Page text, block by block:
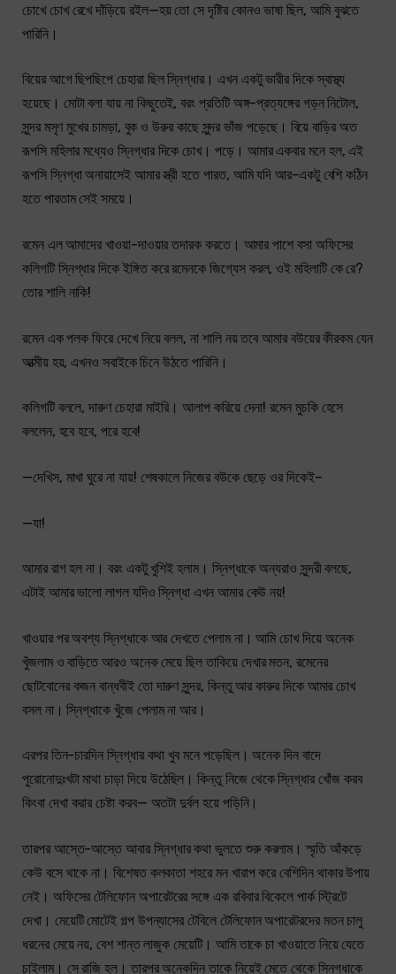
চোখে চোখ রেখে দাঁড়িয়ে রইল—হয় তো সে দৃষ্টির কোনও ভাষা ছিল, আমি বুঝতে
পারিনি।
বিয়ের আগে ছিপছিপে চেহারা ছিল স্নিগ্ধার। এখন একটু ভারীর দিকে স্বাস্থ্য
হয়েছে। মোটা বলা যায় না কিছুতেই, বরং প্রতিটি অঙ্গ-প্রত্যঙ্গের গড়ন নিটোল,
সুন্দর মসৃণ মুখের চামড়া, বুক ও উরুর কাছে সুন্দর ভাঁজ পড়েছে। বিয়ে বাড়ির অত
রূপসি মহিলার মধ্যেও স্নিগ্ধার দিকে চোখ। পড়ে। আমার একবার মনে হল, এই
রূপসি স্নিগ্ধা অনায়াসেই আমার স্ত্রী হতে পারত, আমি যদি আর-একটু বেশি কঠিন
হতে পারতাম সেই সময়ে।
রমেন এল আমাদের খাওয়া-দাওয়ার তদারক করতে। আমার পাশে বসা অফিসের
কলিগটি স্নিগ্ধার দিকে ইঙ্গিত করে রমেনকে জিগ্যেস করল, ওই মহিলাটি কে রে?
তোর শালি নাকি!
রমেন এক পলক ফিরে দেখে নিয়ে বলল, না শালি নয় তবে আমার বউয়ের কীরকম যেন
আত্মীয় হয়, এখনও সবাইকে চিনে উঠতে পারিনি।
কলিগটি বললে, দারুণ চেহারা মাইরি। আলাপ করিয়ে দেনা! রমেন মুচকি হেসে
বললেন, হবে হবে, পরে হবে!
—দেখিস, মাখা ঘুরে না যায়! শেষকালে নিজের বউকে ছেড়ে ওর দিকেই–
—যা!
আমার রাগ হল না। বরং একটু খুশিই হলাম। স্নিগ্ধাকে অন্যরাও সুন্দরী বলছে,
এটাই আমার ভালো লাগল যদিও স্নিগ্ধা এখন আমার কেউ নয়!
খাওয়ার পর অবশ্য স্নিগ্ধাকে আর দেখতে পেলাম না। আমি চোখ দিয়ে অনেক
খুঁজলাম ও বাড়িতে আরও অনেক মেয়ে ছিল তাকিয়ে দেখার মতন, রমেনের
ছোটবোনের কজন বান্ধবীই তো দারুণ সুন্দর, কিন্তু আর কারুর দিকে আমার চোখ
বসল না। স্নিগ্ধাকে খুঁজে পেলাম না আর।
এরপর তিন-চারদিন স্নিগ্ধার কথা খুব মনে পড়েছিল। অনেক দিন বাদে
পুরোনোদুঃখটা মাথা চাড়া দিয়ে উঠেছিল। কিন্তু নিজে থেকে স্নিগ্ধার খোঁজ করব
কিংবা দেখা করার চেষ্টা করব— অতটা দুর্বল হয়ে পড়িনি।
তারপর আস্তে-আস্তে আবার স্নিগ্ধার কথা ভুলতে শুরু করলাম। স্মৃতি আঁকড়ে
কেউ বসে থাকে না। বিশেষত কলকাতা শহরে মন খারাপ করে বেশিদিন থাকার উপায়
নেই। অফিসের টেলিফোন অপারেটরের সঙ্গে এক রবিবার বিকেলে পার্ক স্ট্রিটে
দেখা। মেয়েটি মোটেই গল্প উপন্যাসের টেবিলে টেলিফোন অপারেটরদের মতন চালু
ধরনের মেয়ে নয়, বেশ শান্ত লাজুক মেয়েটি। আমি তাকে চা খাওয়াতে নিয়ে যেতে
চাইলাম। সে রাজি হল। তারপর অনেকদিন তাকে নিয়েই মেতে থেকে স্নিগ্ধাকে